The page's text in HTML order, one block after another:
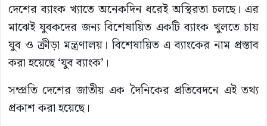
দেশের ব্যাংক খ্যাতে অনেকদিন ধরেই অস্থিরতা চলছে। এর
মাঝেই যুবকদের জন্য বিশেষায়িত একটি ব্যাংক খুলতে চায়
যুব ও ক্রীড়া মন্ত্রণালয়। বিশেষায়িত এ ব্যাংকের নাম প্রস্তাব
করা হয়েছে ‘যুব ব্যাংক’।
সম্প্রতি দেশের জাতীয় এক দৈনিকের প্রতিবেদনে এই তথ্য
প্রকাশ করা হয়েছে।